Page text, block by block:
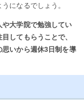
になるでしょう。
大学院で勉強してい
してもらうことで、
いから週休3日制を導